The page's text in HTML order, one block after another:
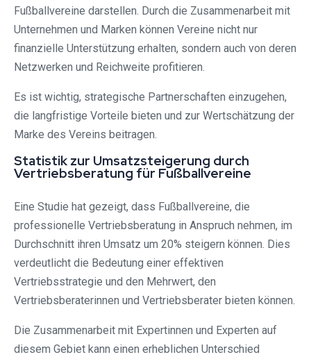
Fußballvereine darstellen. Durch die Zusammenarbeit mit
Unternehmen und Marken können Vereine nicht nur
finanzielle Unterstützung erhalten, sondern auch von deren
Netzwerken und Reichweite profitieren.
Es ist wichtig, strategische Partnerschaften einzugehen,
die langfristige Vorteile bieten und zur Wertschätzung der
Marke des Vereins beitragen.
Statistik zur Umsatzsteigerung durch
Vertriebsberatung für Fußballvereine
Eine Studie hat gezeigt, dass Fußballvereine, die
professionelle Vertriebsberatung in Anspruch nehmen, im
Durchschnitt ihren Umsatz um 20% steigern können. Dies
verdeutlicht die Bedeutung einer effektiven
Vertriebsstrategie und den Mehrwert, den
Vertriebsberaterinnen und Vertriebsberater bieten können.
Die Zusammenarbeit mit Expertinnen und Experten auf
diesem Gebiet kann einen erheblichen Unterschied